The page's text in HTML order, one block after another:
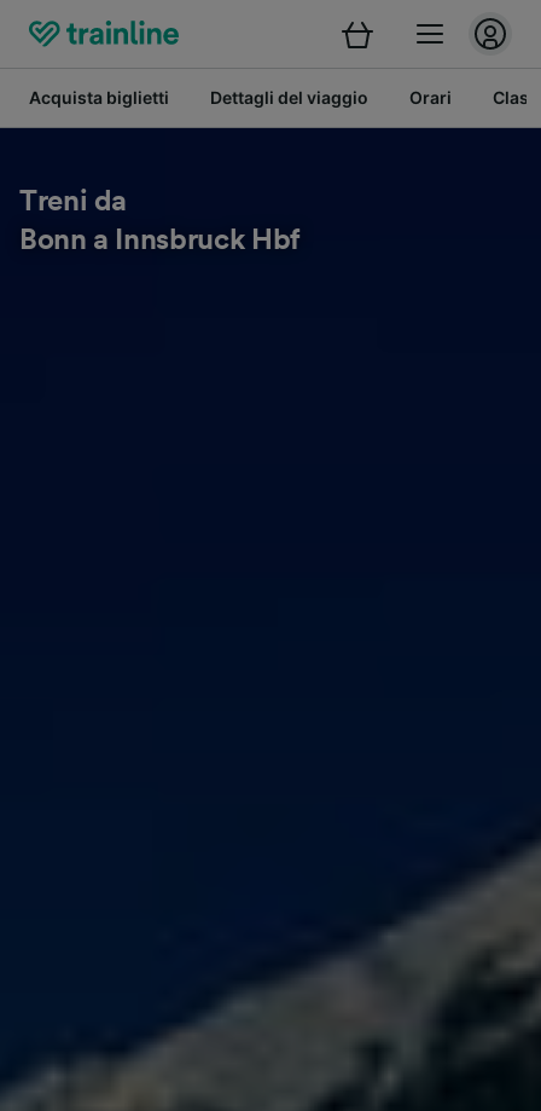
Acquista biglietti Dettagli del viaggio Orari
Treni da
Bonn a Innsbruck Hbf